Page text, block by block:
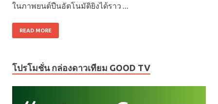
ในภาพยนต์ปืนอัตโนมัติยิงได้ราว …
READ MORE
โปรโมชั่น กล่องดาวเทียม GOOD TV